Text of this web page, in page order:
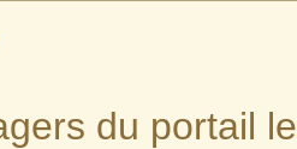
du portail